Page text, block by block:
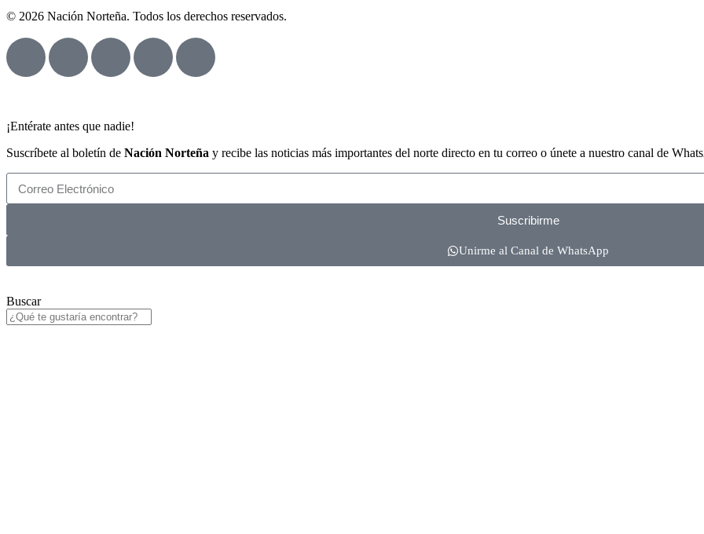
© 2026 Nación Norteña. Todos los derechos reservados.
¡Entérate antes que nadie!
Suscríbete al boletín de Nación Norteña y recibe las noticias más importantes del norte directo en tu correo o únete a nuestro canal de
Suscribirme
Unirme al Canal de WhatsApp
Buscar